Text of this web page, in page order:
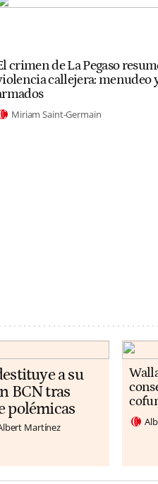
crimen de La Pegaso
callejera: menudeo
Miriam Saint-Germain
a su
BCN tras
polémicas
Martínez